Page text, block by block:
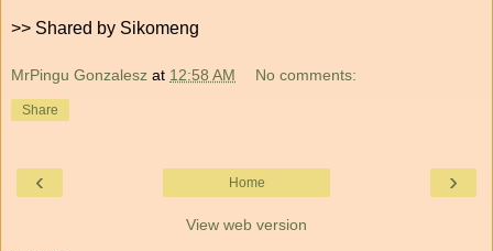
>> Shared by Sikomeng
MrPingu Gonzalesz at 12:58 AM No comments:
Share
‹ ›
Home
View web version